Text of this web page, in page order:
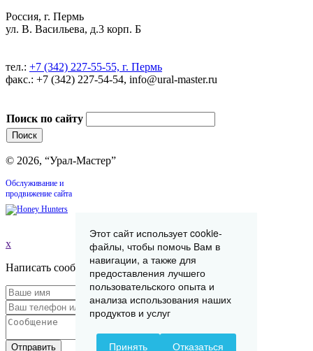
Россия, г. Пермь
ул. В. Васильева, д.3 корп. Б
тел.: +7 (342) 227-55-55, г. Пермь
факс.: +7 (342) 227-54-54, info@ural-master.ru
Поиск по сайту
© 2026, “Урал-Мастер”
Обслуживание и
продвижение сайта
x
Написать сообщение
Отправить
Этот сайт использует cookie-
файлы, чтобы помочь Вам в
навигации, а также для
предоставления лучшего
пользовательского опыта и
анализа использования наших
продуктов и услуг
Принять Отказаться